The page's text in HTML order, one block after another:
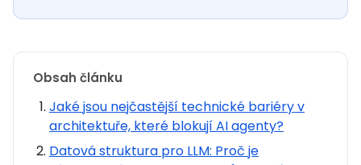
Obsah článku
Jaké jsou nejčastější technické bariéry v
architektuře, které blokují AI agenty?
Datová struktura pro LLM: Proč je